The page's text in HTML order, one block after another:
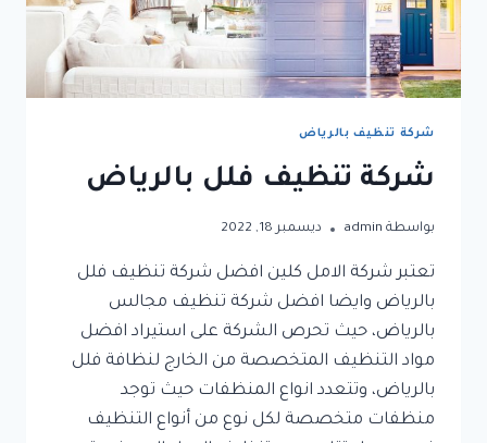
شركة تنظيف بالرياض
شركة تنظيف فلل بالرياض
بواسطة admin ديسمبر 18, 2022
تعتبر شركة الامل كلين افضل شركة تنظيف فلل
بالرياض وايضا افضل شركة تنظيف مجالس
بالرياض، حيث تحرص الشركة على استيراد افضل
مواد التنظيف المتخصصة من الخارج لنظافة فلل
بالرياض، وتتعدد انواع المنظفات حيث توجد
منظفات متخصصة لكل نوع من أنواع التنظيف